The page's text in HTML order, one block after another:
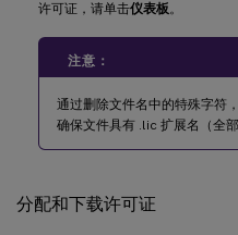
许可证，请单击仪表板。
注意：
通过删除文件名中的特殊字符
确保文件具有 .lic 扩展名（全部
分配和下载许可证